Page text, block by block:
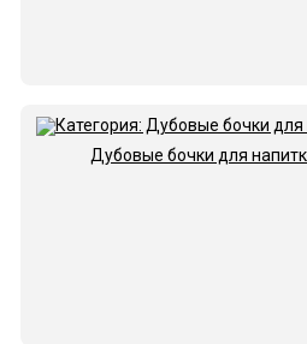
Дубовые бочки для